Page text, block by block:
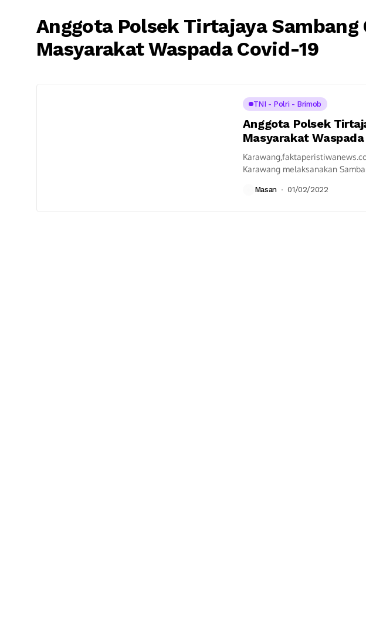
Anggota Polsek Tirtajaya Sambang
Masyarakat Waspada Covid-19
TNI - Polri - Brimob
Anggota Polsek
Masyarakat
Karawang melaksanakan
Masan 01/02/2022